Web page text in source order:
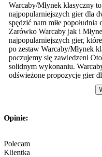
Warcaby/Młynek klasyczny
najpopularniejszych gier dla
spędzić nam miłe
Zarówko Warcaby jak i
najpopularniejszych gier,
po zestaw Warcaby/Młynek
poczujemy się zawiedzeni
solidnym wykonaniu.
odświeżone propozycje gier
Opinie:
Polecam
Klientka